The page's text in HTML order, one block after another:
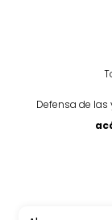
Defensa de